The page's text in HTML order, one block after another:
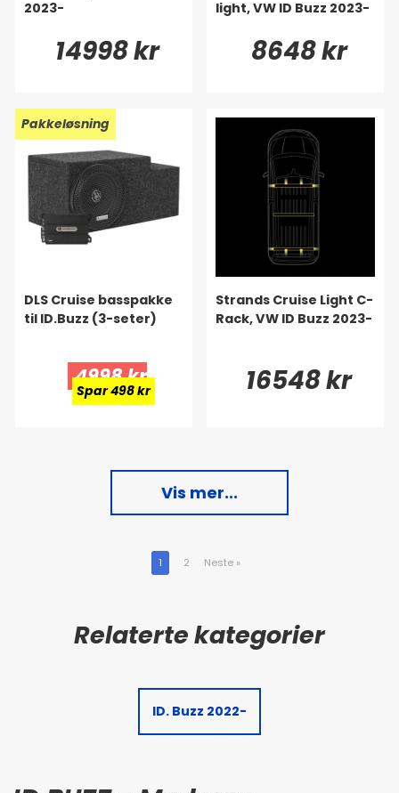
2023-
14998 kr
light, VW ID Buzz 2023-
8648 kr
Pakkeløsning
DLS Cruise basspakke
til ID.Buzz (3-seter)
4998 kr
Spar 498 kr
Strands Cruise Light C-
Rack, VW ID Buzz 2023-
16548 kr
Vis mer...
1 2 Neste »
ID. Buzz 2022-